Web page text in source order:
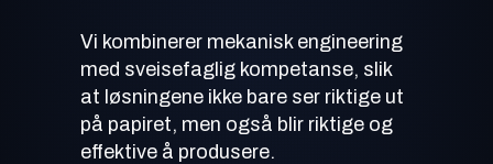
Vi kombinerer mekanisk engineering
med sveisefaglig kompetanse, slik
at løsningene ikke bare ser riktige ut
på papiret, men også blir riktige og
effektive å produsere.